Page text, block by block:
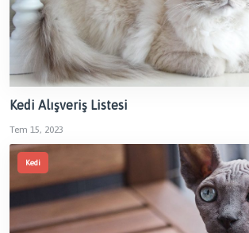
Kedi Alışveriş Listesi
Tem 15, 2023
Kedi